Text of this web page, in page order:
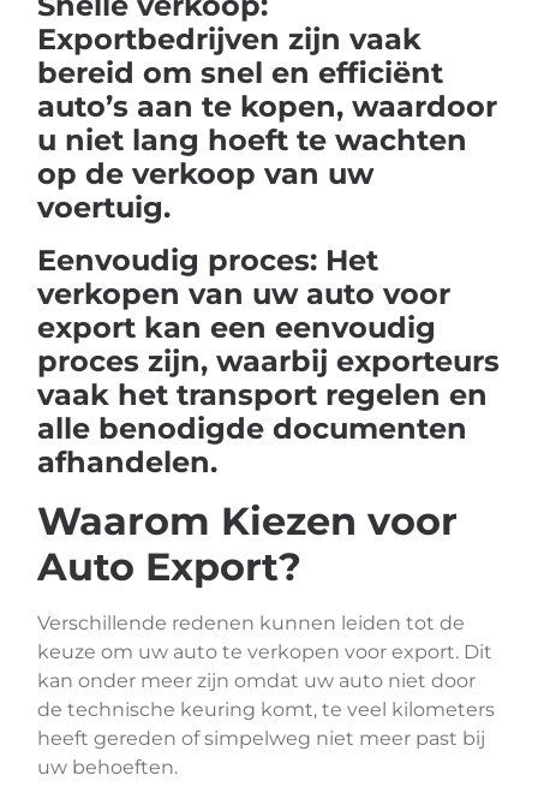
Exportbedrijven zijn vaak
bereid om snel en efficiënt
auto’s aan te kopen, waardoor
u niet lang hoeft te wachten
op de verkoop van uw
voertuig.
Eenvoudig proces: Het
verkopen van uw auto voor
export kan een eenvoudig
proces zijn, waarbij exporteurs
vaak het transport regelen en
alle benodigde documenten
afhandelen.
Waarom Kiezen voor
Auto Export?
Verschillende redenen kunnen leiden tot de
keuze om uw auto te verkopen voor export. Dit
kan onder meer zijn omdat uw auto niet door
de technische keuring komt, te veel kilometers
heeft gereden of simpelweg niet meer past bij
uw behoeften.